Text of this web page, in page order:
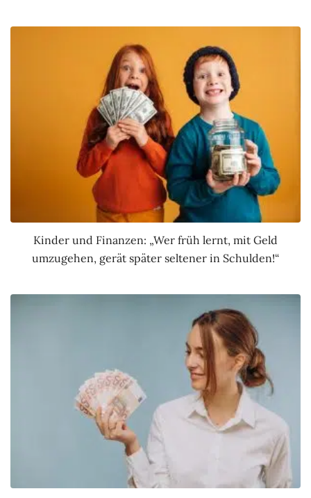
Kinder und Finanzen: „Wer früh lernt, mit Geld
umzugehen, gerät später seltener in Schulden!“